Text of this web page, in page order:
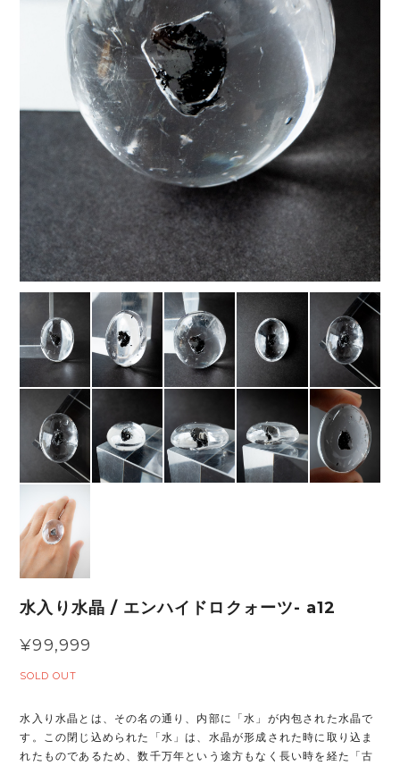
水入り水晶 / エンハイドロクォーツ- a12
¥99,999
SOLD OUT
水入り水晶とは、その名の通り、内部に「水」が内包された水晶で
す。この閉じ込められた「水」は、水晶が形成された時に取り込ま
れたものであるため、数千万年という途方もなく長い時を経た「古